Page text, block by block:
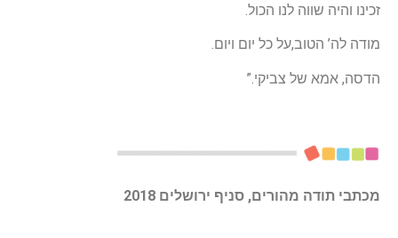
זכינו והיה שווה לנו הכול.
מודה לה’ הטוב,על כל יום ויום.
הדסה, אמא של צביקי.”
מכתבי תודה מהורים, סניף ירושלים 2018